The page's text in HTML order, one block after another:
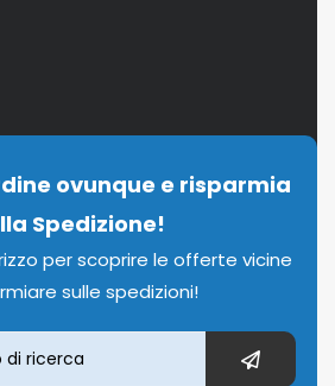
ovunque e risparmia
Spedizione!
per scoprire le offerte vicine
sulle spedizioni!